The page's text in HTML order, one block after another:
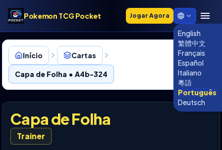
Pokemon TCG Pocket Jogar Agora
English
繁體中文
Français
Español
Italiano
粵語
Português
Deutsch
Início Cartas
Capa de Folha • A4b-324
Capa de Folha
Trainer